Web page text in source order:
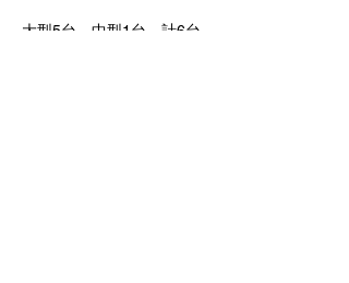
大型5台 中型1台 計6台